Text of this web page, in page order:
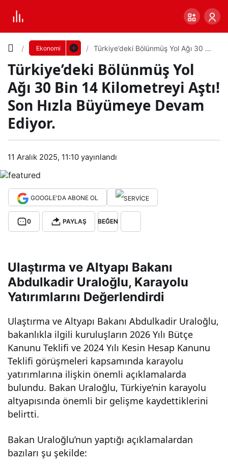
Ekonomi
Türkiye’deki Bölünmüş Yol Ağı 30 Bin
Büyümeye Devam Ediyor.
Türkiye’deki Bölünmüş Yol
Ağı 30 Bin 14 Kilometreyi Aştı!
Son Hızla Büyümeye Devam
Ediyor.
11 Aralık 2025, 11:10 yayınlandı
GOOGLE'DA ABONE OL
0 PAYLAŞ BEĞEN
Ulaştırma ve Altyapı Bakanı
Abdulkadir Uraloğlu, Karayolu
Yatırımlarını Değerlendirdi
Ulaştırma ve Altyapı Bakanı Abdulkadir Uraloğlu,
bakanlıkla ilgili kuruluşların 2026 Yılı Bütçe
Kanunu Teklifi ve 2024 Yılı Kesin Hesap Kanunu
Teklifi görüşmeleri kapsamında karayolu
yatırımlarına ilişkin önemli açıklamalarda
bulundu. Bakan Uraloğlu, Türkiye’nin karayolu
altyapısında önemli bir gelişme kaydettiklerini
belirtti.
Bakan Uraloğlu’nun yaptığı açıklamalardan
bazıları şu şekilde:
Tür
kiye’
deki
Böl
ünm
Yol
Ağı
30
Bin
14
Kilo
met
Yazı
Boyutunu
Ayarla
Küçük 100% Dev
Varsayılana
dön